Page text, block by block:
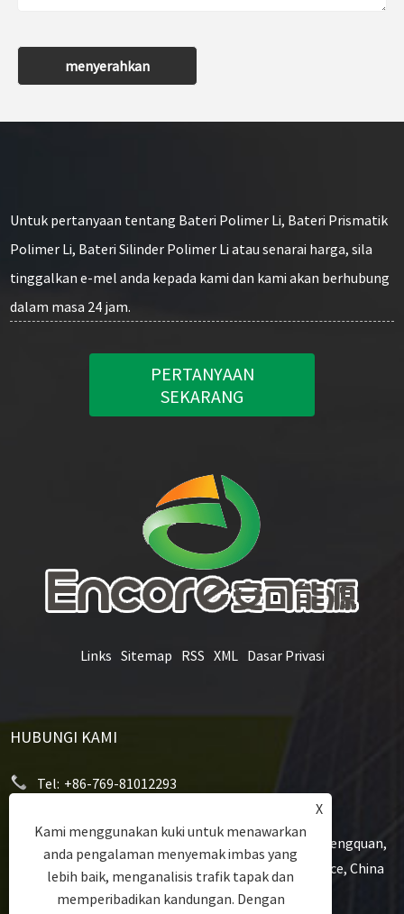
menyerahkan
Untuk pertanyaan tentang Bateri Polimer Li, Bateri Prismatik
Polimer Li, Bateri Silinder Polimer Li atau senarai harga, sila
tinggalkan e-mel anda kepada kami dan kami akan berhubung
dalam masa 24 jam.
PERTANYAAN
SEKARANG
Links Sitemap RSS XML Dasar Privasi
HUBUNGI KAMI
Tel: +86-769-81012293
Alamat: 12# Sanjiang Industry Road, Komuniti Hengquan,
Hengli Town, Dongguan City, Guangdong Province, China
X
Kami menggunakan kuki untuk menawarkan
anda pengalaman menyemak imbas yang
lebih baik, menganalisis trafik tapak dan
memperibadikan kandungan. Dengan